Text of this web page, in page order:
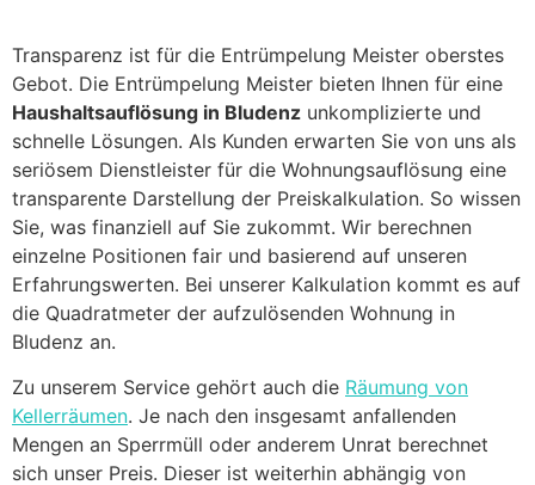
Transparenz ist für die Entrümpelung Meister oberstes
Gebot. Die Entrümpelung Meister bieten Ihnen für eine
Haushaltsauflösung in Bludenz unkomplizierte und
schnelle Lösungen. Als Kunden erwarten Sie von uns als
seriösem Dienstleister für die Wohnungsauflösung eine
transparente Darstellung der Preiskalkulation. So wissen
Sie, was finanziell auf Sie zukommt. Wir berechnen
einzelne Positionen fair und basierend auf unseren
Erfahrungswerten. Bei unserer Kalkulation kommt es auf
die Quadratmeter der aufzulösenden Wohnung in
Bludenz an.
Zu unserem Service gehört auch die Räumung von
Kellerräumen. Je nach den insgesamt anfallenden
Mengen an Sperrmüll oder anderem Unrat berechnet
sich unser Preis. Dieser ist weiterhin abhängig von